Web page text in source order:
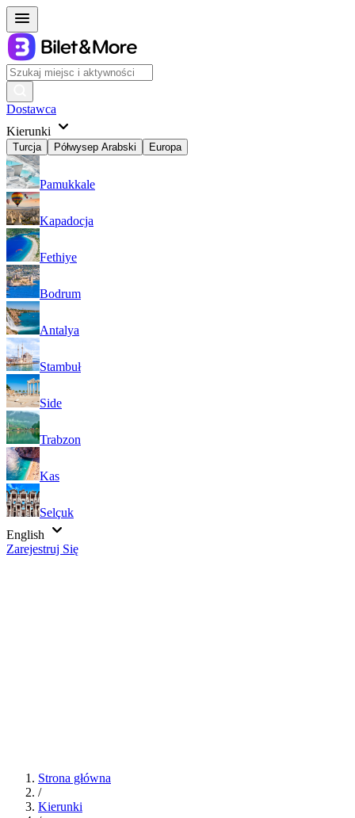
Dostawca
Kierunki
Turcja Półwysep Arabski Europa
Pamukkale
Kapadocja
Fethiye
Bodrum
Antalya
Stambuł
Side
Trabzon
Kas
Selçuk
English
Zarejestruj Się
Strona główna
/
Kierunki